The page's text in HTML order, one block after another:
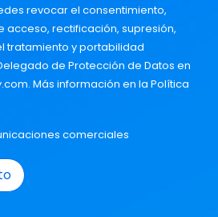
revocar el consentimiento,
acceso, rectificación, supresión,
tratamiento y portabilidad
de Protección de Datos en
. Más información en la Política
comerciales